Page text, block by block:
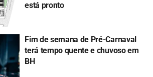
está pronto
Fim de semana de Pré-Carnaval
terá tempo quente e chuvoso em
BH